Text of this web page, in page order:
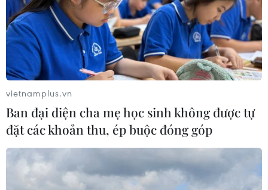
vietnamplus.vn
Ban đại diện cha mẹ học sinh không được tự
đặt các khoản thu, ép buộc đóng góp